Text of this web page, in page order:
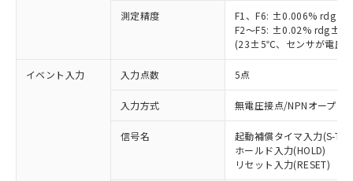
測定精度
F1、F6: ±0.006% rdg±1
F2～F5: ±0.02% rdg±1
(23±5℃、センサが電圧
イベント入力 入力点数 5点
入力方式 無電圧接点/NPNオープン
信号名
起動補償タイマ入力(S-
ホールド入力(HOLD)
リセット入力(RESET)